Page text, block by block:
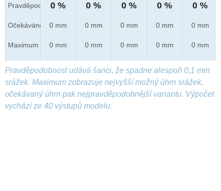
Pravděpod.
Očekáváno
Maximum
0 %
0 mm
0 mm
0 %
0 mm
0 mm
0 %
0 mm
0 mm
0 %
0 mm
0 mm
0 %
0 mm
0 mm
Pravděpodobnost udává šanci, že spadne alespoň 0,1 mm
srážek. Maximum zobrazuje nejvyšší možný úhrn srážek,
očekávaný úhrn pak nejpravděpodobnější variantu. Výpočet
vychází ze 40 výstupů modelu.